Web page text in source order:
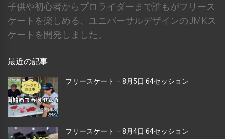
子供や初心者からプロライダーまで誰もがフリース
ケートを楽しめる、ユニバーサルデザインのJMKス
ケートを開発しました。
最近の記事
フリースケート – 8月5日 64セッション
フリースケート – 8月4日 64セッション